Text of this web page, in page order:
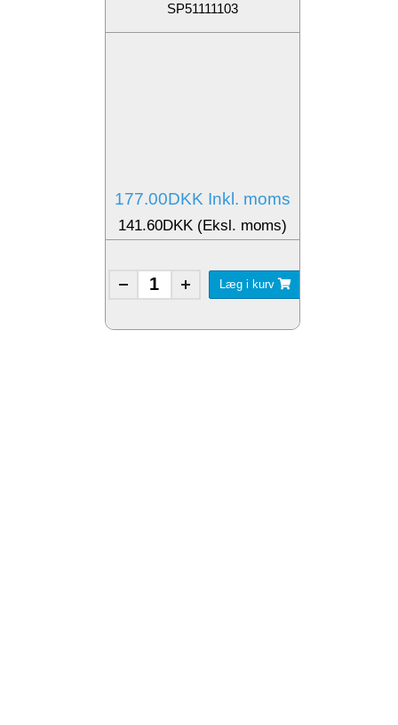
SP51111103
177.00DKK Inkl. moms
141.60DKK (Eksl. moms)
Læg i kurv